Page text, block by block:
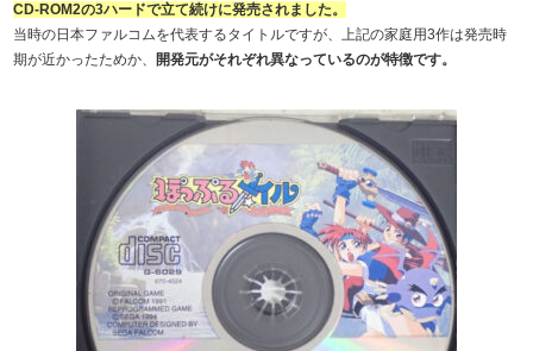
CD-ROM2の3ハードで立て続けに発売されました。
当時の日本ファルコムを代表するタイトルですが、上記の家庭用3作は発売時
期が近かったためか、
開発元がそれぞれ異なっているのが特徴です。